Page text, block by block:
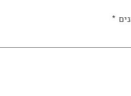
*